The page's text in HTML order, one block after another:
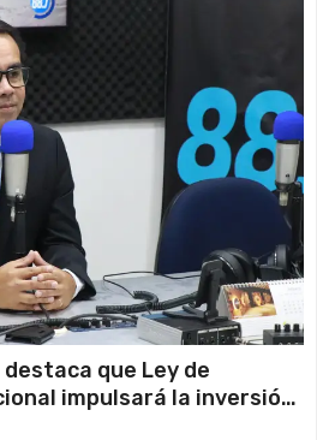
que Ley de
impulsará la inversión